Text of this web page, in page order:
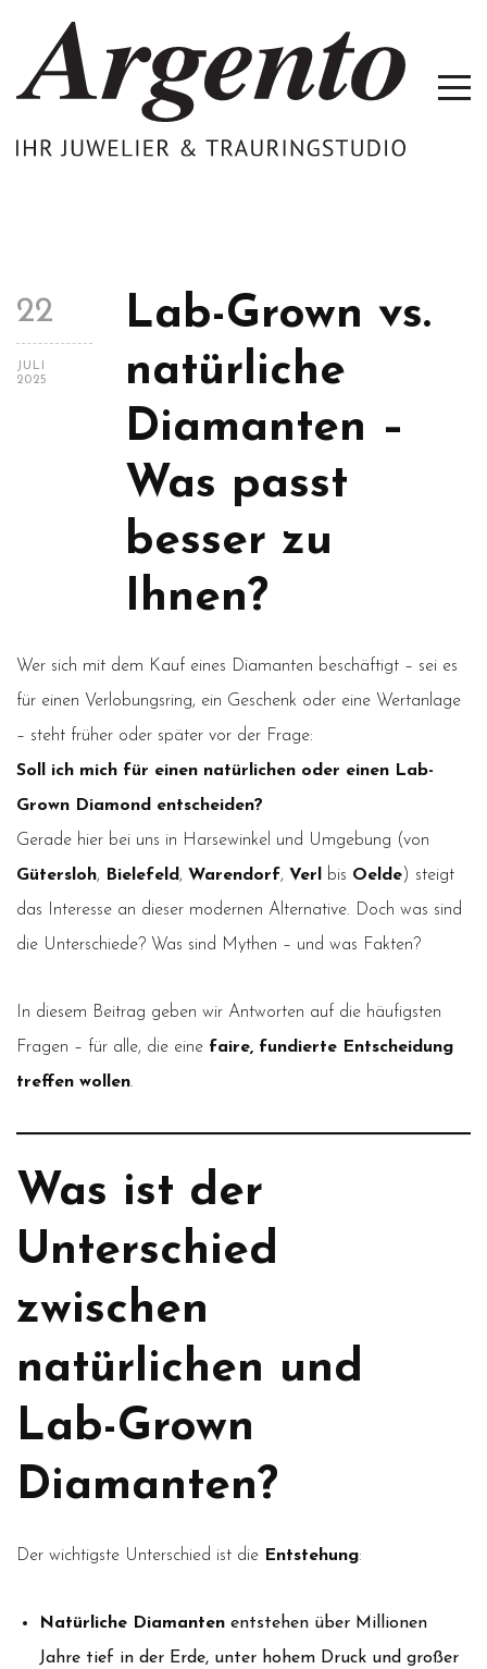
22
JULI
2025
Lab-Grown vs.
natürliche
Diamanten –
Was passt
besser zu
Ihnen?
Wer sich mit dem Kauf eines Diamanten beschäftigt – sei es
für einen Verlobungsring, ein Geschenk oder eine Wertanlage
– steht früher oder später vor der Frage:
Soll ich mich für einen natürlichen oder einen Lab-
Grown Diamond entscheiden?
Gerade hier bei uns in Harsewinkel und Umgebung (von
Gütersloh, Bielefeld , Warendorf, Verl bis Oelde) steigt
das Interesse an dieser modernen Alternative. Doch was sind
die Unterschiede? Was sind Mythen – und was Fakten?
In diesem Beitrag geben wir Antworten auf die häufigsten
Fragen – für alle, die eine faire, fundierte Entscheidung
treffen wollen.
Was ist der
Unterschied
zwischen
natürlichen und
Lab-Grown
Diamanten?
Der wichtigste Unterschied ist die Entstehung:
Natürliche Diamanten entstehen über Millionen
Jahre tief in der Erde, unter hohem Druck und großer